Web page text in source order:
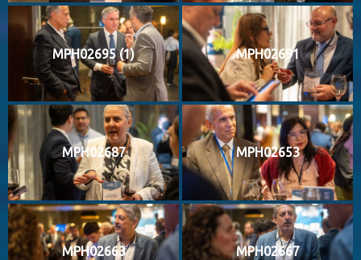
MPH02695 (1) MPH02691
MPH02687 MPH02653
MPH02663 MPH02667